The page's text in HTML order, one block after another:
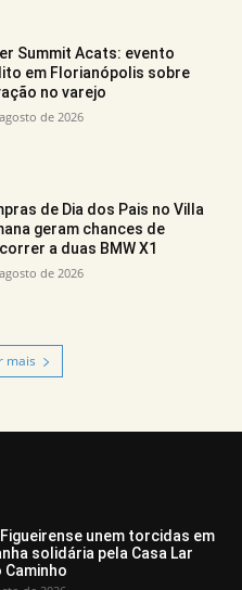
Summit Acats: evento
em Florianópolis sobre
no varejo
de 2026
de Dia dos Pais no Villa
geram chances de
a duas BMW X1
de 2026
mais
unem torcidas em
solidária pela Casa Lar
Caminho